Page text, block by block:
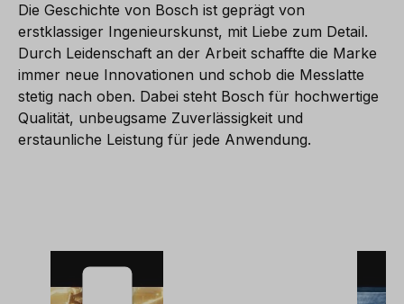
Die Geschichte von Bosch ist geprägt von
erstklassiger Ingenieurskunst, mit Liebe zum Detail.
Durch Leidenschaft an der Arbeit schaffte die Marke
immer neue Innovationen und schob die Messlatte
stetig nach oben. Dabei steht Bosch für hochwertige
Qualität, unbeugsame Zuverlässigkeit und
erstaunliche Leistung für jede Anwendung.
Wir